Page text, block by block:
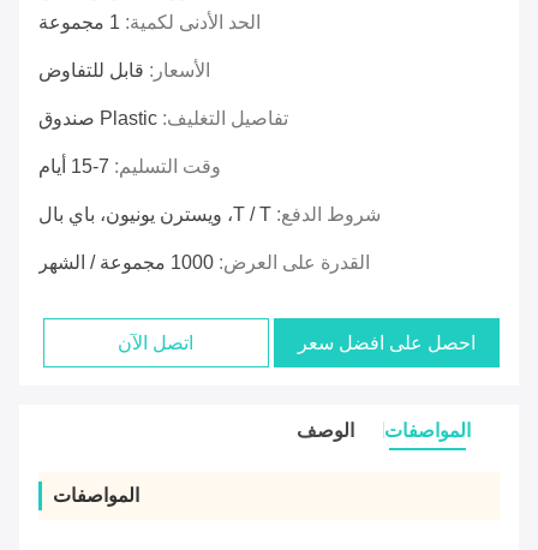
الحد الأدنى لكمية: 1 مجموعة
الأسعار: قابل للتفاوض
تفاصيل التغليف: Plastic صندوق
وقت التسليم: 7-15 أيام
شروط الدفع: T / T، ويسترن يونيون، باي بال
القدرة على العرض: 1000 مجموعة / الشهر
احصل على افضل سعر اتصل الآن
المواصفات الوصف
المواصفات